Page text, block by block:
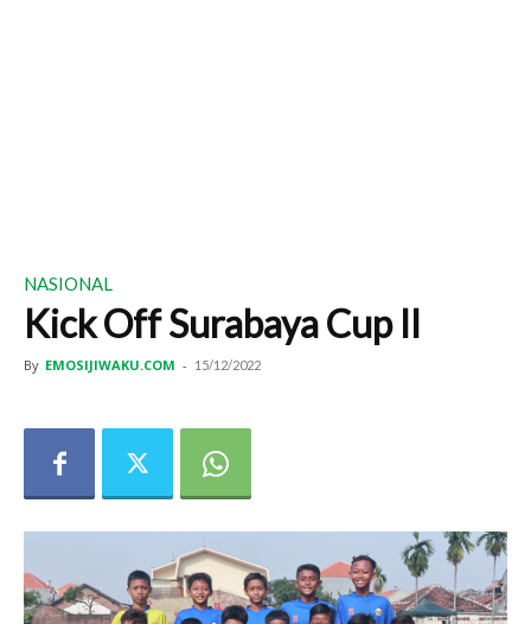
NASIONAL
Kick Off Surabaya Cup II
By EMOSIJIWAKU.COM - 15/12/2022